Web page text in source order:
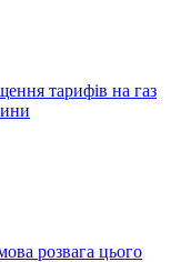
тарифів на газ
розвага цього